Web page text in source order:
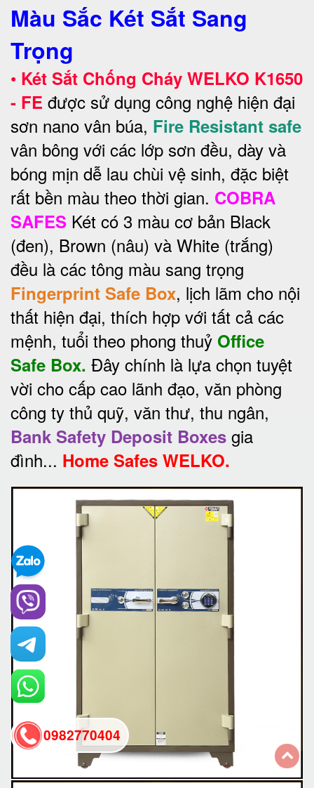
Màu Sắc Két Sắt Sang
Trọng
• Két Sắt Chống Cháy WELKO K1650
- FE được sử dụng công nghệ hiện đại
sơn nano vân búa, Fire Resistant safe
vân bông với các lớp sơn đều, dày và
bóng mịn dễ lau chùi vệ sinh, đặc biệt
rất bền màu theo thời gian. COBRA
SAFES Két có 3 màu cơ bản Black
(đen), Brown (nâu) và White (trắng)
đều là các tông màu sang trọng
Fingerprint Safe Box, lịch lãm cho nội
thất hiện đại, thích hợp với tất cả các
mệnh, tuổi theo phong thuỷ Office
Safe Box. Đây chính là lựa chọn tuyệt
vời cho cấp cao lãnh đạo, văn phòng
công ty thủ quỹ, văn thư, thu ngân,
Bank Safety Deposit Boxes gia
đình... Home Safes WELKO.
0982770404
back